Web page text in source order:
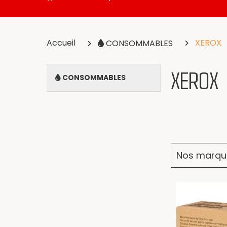
CONSOMMABLES
Accueil CONSOMMABLES XEROX
XEROX
Nos